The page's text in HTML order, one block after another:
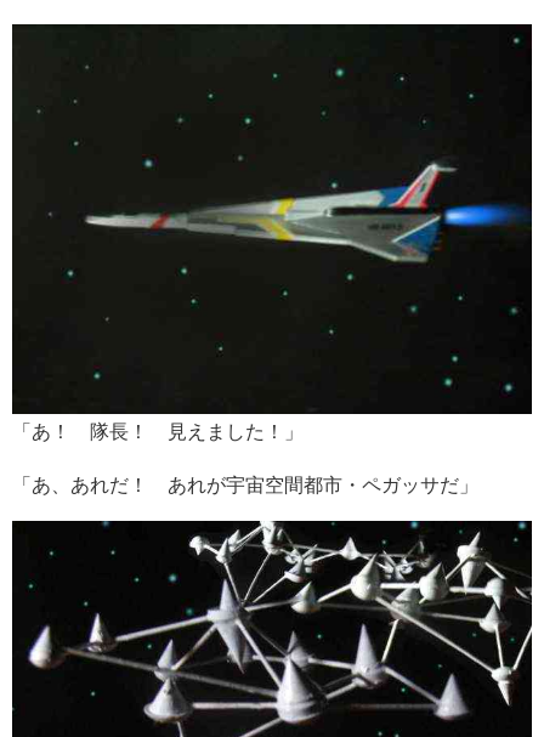
「あ！ 隊長！ 見えました！」
「あ、あれだ！ あれが宇宙空間都市・ペガッサだ」